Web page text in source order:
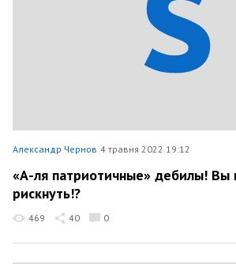
Александр Чернов 4 травня 2022 19:12
«А-ля патриотичные» дебилы! Вы
рискнуть!?
469 40 0